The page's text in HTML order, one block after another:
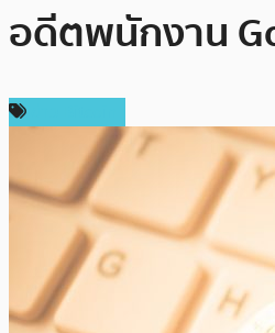
อดีตพนักงาน